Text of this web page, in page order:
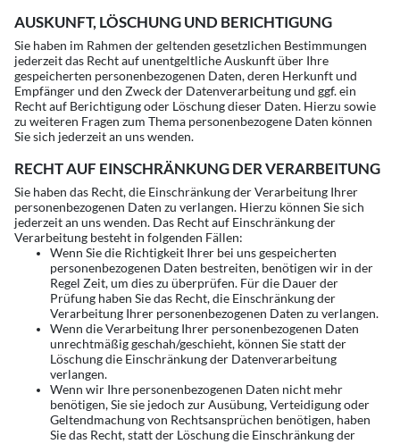
AUSKUNFT, LÖSCHUNG UND BERICHTIGUNG
Sie haben im Rahmen der geltenden gesetzlichen Bestimmungen
jederzeit das Recht auf unentgeltliche Auskunft über Ihre
gespeicherten personenbezogenen Daten, deren Herkunft und
Empfänger und den Zweck der Datenverarbeitung und ggf. ein
Recht auf Berichtigung oder Löschung dieser Daten. Hierzu sowie
zu weiteren Fragen zum Thema personenbezogene Daten können
Sie sich jederzeit an uns wenden.
RECHT AUF EINSCHRÄNKUNG DER VERARBEITUNG
Sie haben das Recht, die Einschränkung der Verarbeitung Ihrer
personenbezogenen Daten zu verlangen. Hierzu können Sie sich
jederzeit an uns wenden. Das Recht auf Einschränkung der
Verarbeitung besteht in folgenden Fällen:
Wenn Sie die Richtigkeit Ihrer bei uns gespeicherten
personenbezogenen Daten bestreiten, benötigen wir in der
Regel Zeit, um dies zu überprüfen. Für die Dauer der
Prüfung haben Sie das Recht, die Einschränkung der
Verarbeitung Ihrer personenbezogenen Daten zu verlangen.
Wenn die Verarbeitung Ihrer personenbezogenen Daten
unrechtmäßig geschah/geschieht, können Sie statt der
Löschung die Einschränkung der Datenverarbeitung
verlangen.
Wenn wir Ihre personenbezogenen Daten nicht mehr
benötigen, Sie sie jedoch zur Ausübung, Verteidigung oder
Geltendmachung von Rechtsansprüchen benötigen, haben
Sie das Recht, statt der Löschung die Einschränkung der